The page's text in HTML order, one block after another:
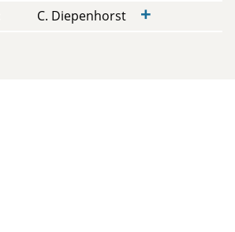
C. Diepenhorst +